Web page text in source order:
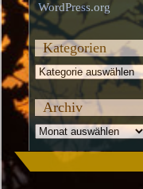
WordPress.org
Kategorien
Kategorien
Archiv
Archiv